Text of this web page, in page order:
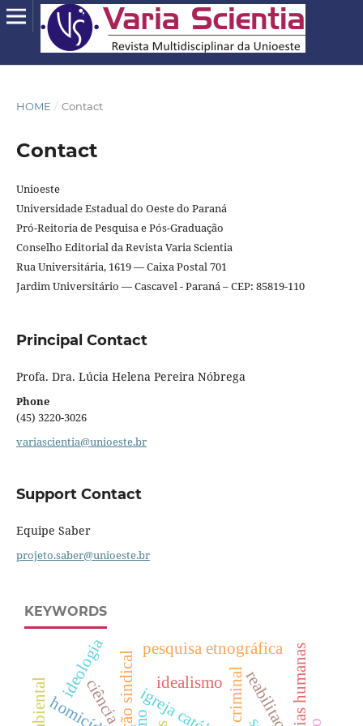
HOME / Contact
Contact
Unioeste
Universidade Estadual do Oeste do Paraná
Pró-Reitoria de Pesquisa e Pós-Graduação
Conselho Editorial da Revista Varia Scientia
Rua Universitária, 1619 — Caixa Postal 701
Jardim Universitário — Cascavel - Paraná – CEP: 85819-110
Principal Contact
Profa. Dra. Lúcia Helena Pereira Nóbrega
Phone
(45) 3220-3026
variascientia@unioeste.br
Support Contact
Equipe Saber
projeto.saber@unioeste.br
KEYWORDS
idealismo
ciência
pesquisa etnográfica ciências humanas
ideologia
reabilitação